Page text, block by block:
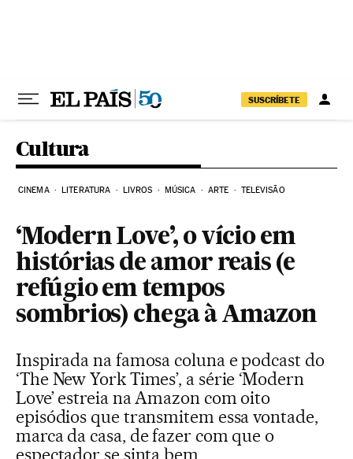
SUSCRÍBETE
Cultura
CINEMA LITERATURA LIVROS MÚSICA ARTE TELEVISÃO
‘Modern Love’, o vício em
histórias de amor reais (e
refúgio em tempos
sombrios) chega à Amazon
Inspirada na famosa coluna e podcast do
‘The New York Times’, a série ‘Modern
Love’ estreia na Amazon com oito
episódios que transmitem essa vontade,
marca da casa, de fazer com que o
espectador se sinta bem